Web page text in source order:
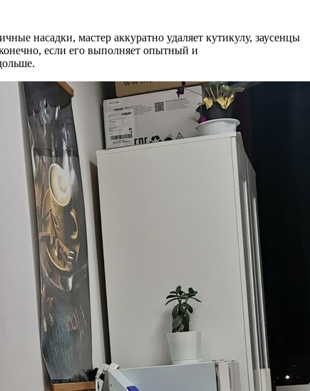
насадки, мастер аккуратно удаляет кутикулу, заусенцы
если его выполняет опытный и